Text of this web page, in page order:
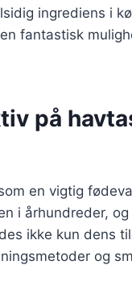
ingrediens i
fantastisk
på
en vigtig
i århundreder,
ikke kun dens
og